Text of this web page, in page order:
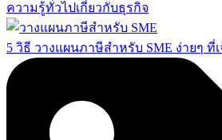
ความรู้ทั่วไปเกี่ยวกับธุรกิจ
5 วิธี วางแผนภาษีสำหรับ SME ง่ายๆ ที่